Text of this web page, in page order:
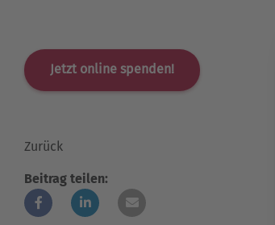
Jetzt online spenden!
Zurück
Beitrag teilen: